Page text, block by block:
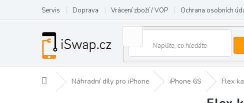
obsah
Servis Doprava Vrácení zboží / VOP Ochrana osobních
Domů Náhradní díly pro iPhone iPhone 6S Flex